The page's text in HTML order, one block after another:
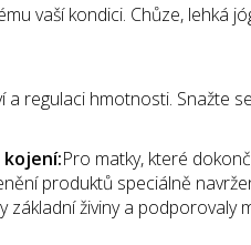
vaší kondici. Chůze, lehká
regulaci hmotnosti. Snažte
Pro matky, které
produktů speciálně
živiny a podporovaly